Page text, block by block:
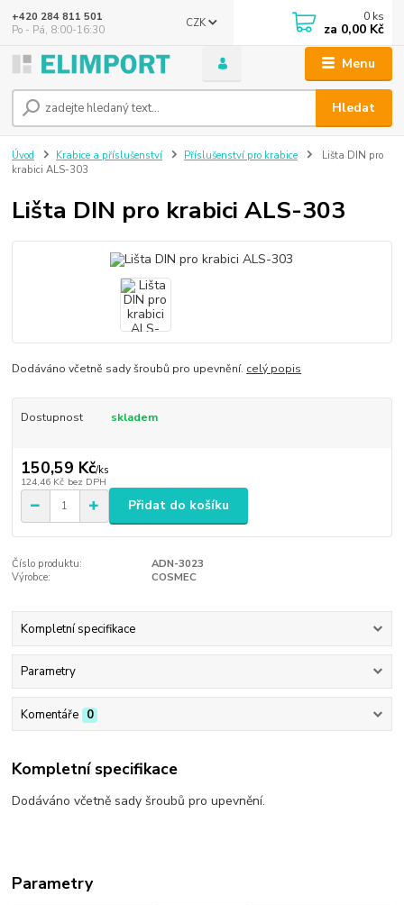
Menu
CZK
Hledat
+420 284 811 501
Po - Pá, 8:00-16:30
0 ks
za 0,00 Kč
Úvod Krabice a příslušenství Příslušenství pro krabice
Lišta DIN pro
krabici ALS-303
Lišta DIN pro krabici ALS-303
Dodáváno včetně sady šroubů pro upevnění. celý popis
Dostupnost skladem
150,59 Kč/ks
124,46 Kč bez DPH
Přidat do košíku
Číslo produktu:
ADN-3023
Výrobce:
COSMEC
Kompletní specifikace
Parametry
Komentáře 0
Kompletní specifikace
Dodáváno včetně sady šroubů pro upevnění.
Parametry